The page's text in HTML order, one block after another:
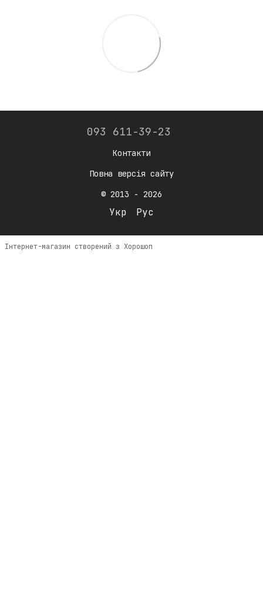
093 611-39-23
Контакти
Повна версія сайту
© 2013 - 2026
Укр Рус
Інтернет-магазин створений з Хорошоп